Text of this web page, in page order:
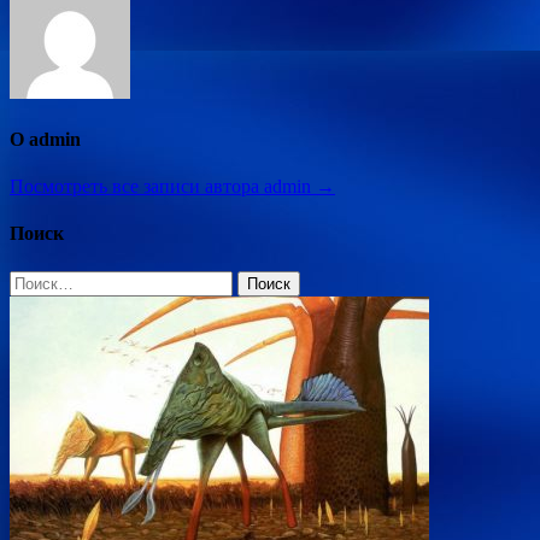
О admin
Посмотреть все записи автора admin →
Поиск
Найти: